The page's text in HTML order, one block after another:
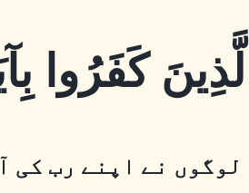
نے اپنے رب